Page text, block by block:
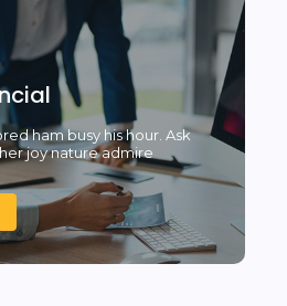
ham busy his hour. Ask
joy nature admire